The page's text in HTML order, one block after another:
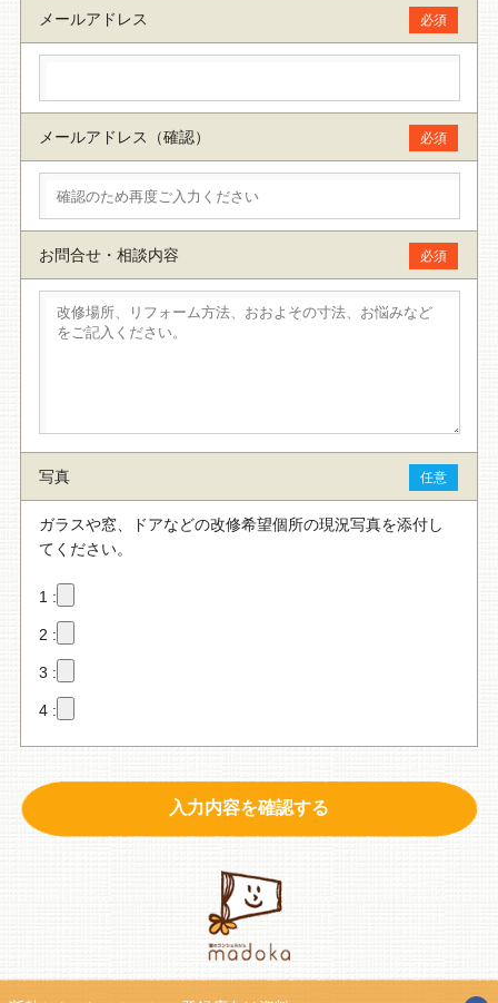
メールアドレス 必須
メールアドレス（確認） 必須
お問合せ・相談内容 必須
写真 任意
ガラスや窓、ドアなどの改修希望個所の現況写真を添付し
てください。
1 :
2 :
3 :
4 :